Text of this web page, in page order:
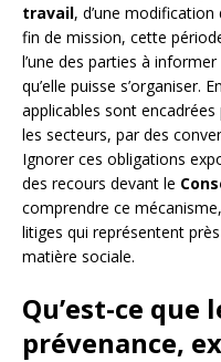
travail, d’une modification
fin de mission, cette
l’une des parties à
qu’elle puisse s’organiser.
applicables sont encadrées
les secteurs, par des
Ignorer ces obligations
des recours devant le
comprendre ce
litiges qui représentent
matière sociale.
Qu’est-ce que
prévenance,